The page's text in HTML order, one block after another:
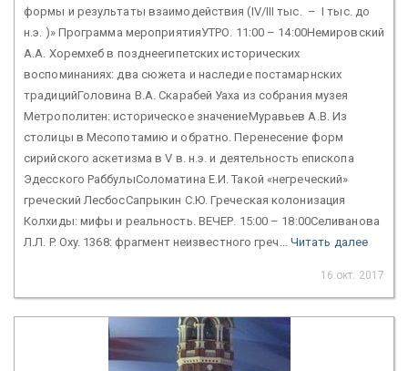
формы и результаты взаимодействия (IV/III тыс. – I тыс. до
н.э. )» Программа мероприятияУТРО. 11:00 – 14:00Немировский
А.А. Хоремхеб в позднеегипетских исторических
воспоминаниях: два сюжета и наследие постамарнских
традицийГоловина В.А. Скарабей Уаха из собрания музея
Метрополитен: историческое значениеМуравьев А.В. Из
столицы в Месопотамию и обратно. Перенесение форм
сирийского аскетизма в V в. н.э. и деятельность епископа
Эдесского РаббулыСоломатина Е.И. Такой «негреческий»
греческий ЛесбосСапрыкин С.Ю. Греческая колонизация
Колхиды: мифы и реальность. ВЕЧЕР. 15:00 – 18:00Селиванова
Л.Л. P. Oxy. 1368: фрагмент неизвестного греч... Читать далее
16 окт. 2017